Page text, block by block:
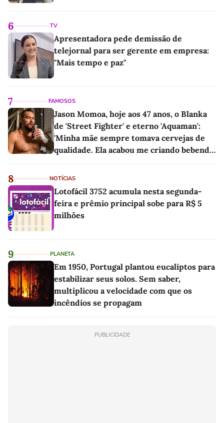
6 TV
Apresentadora pede demissão de
telejornal para ser gerente em empresa:
"Mais tempo e paz"
7 FAMOSOS
Jason Momoa, hoje aos 47 anos, o Blanka
de 'Street Fighter' e eterno 'Aquaman':
'Minha mãe sempre tomava cervejas de
qualidade. Ela acabou me criando bebendo
8 NOTÍCIAS
Lotofácil 3752 acumula nesta segunda-
feira e prêmio principal sobe para R$ 5
milhões
9 PLANETA
Em 1950, Portugal plantou eucaliptos para
estabilizar seus solos. Sem saber,
multiplicou a velocidade com que os
incêndios se propagam
PUBLICIDADE